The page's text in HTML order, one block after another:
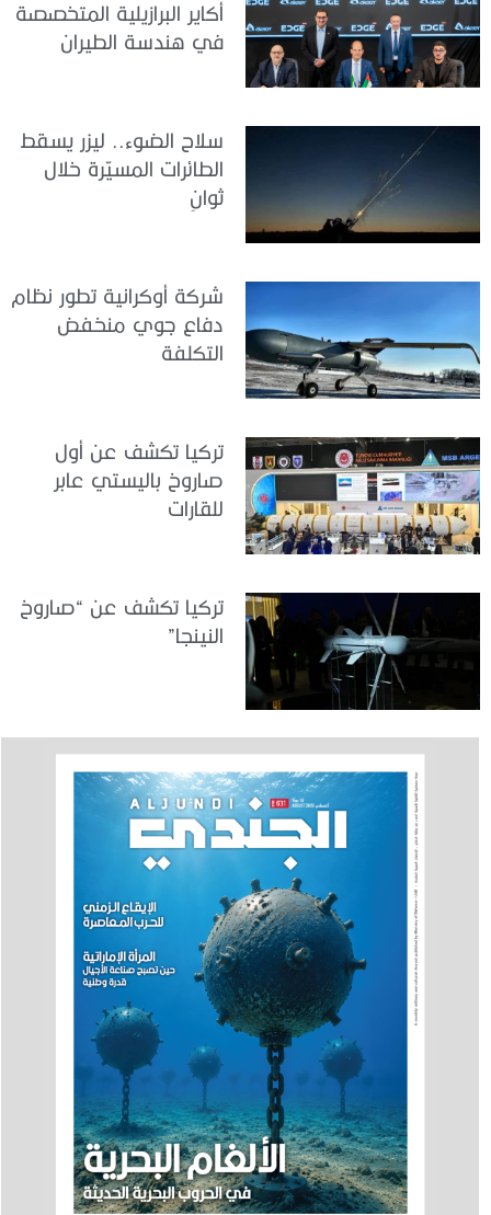
أكاير البرازيلية المتخصصة
في هندسة الطيران
سلاح الضوء.. ليزر يسقط
الطائرات المسيّرة خلال
ثوانٍ
شركة أوكرانية تطور نظام
دفاع جوي منخفض
التكلفة
تركيا تكشف عن أول
صاروخ باليستي عابر
للقارات
تركيا تكشف عن “صاروخ
النينجا”